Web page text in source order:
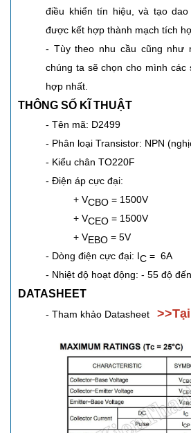
điều khiển tín hiệu, và tạo dao
được kết hợp thành mạch tích
- Tùy theo nhu cầu cũng như
chúng ta sẽ chọn cho mình các
hợp nhất.
THÔNG SỐ KĨ THUẬT
- Tên mã: D2499
- Phân loại Transistor: NPN
- Kiểu chân TO220F
- Điện áp cực đại:
+ VCBO = 1500V
+ VCEO = 1500V
+ VEBO = 5V
- Dòng điện cực đại: IC = 6A
- Nhiệt độ hoạt động: - 55 độ
DATASHEET
- Tham khảo Datasheet